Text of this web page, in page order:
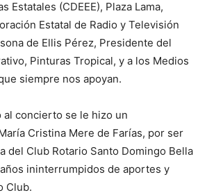
Estatales (CDEEE), Plaza Lama,
Estatal de Radio y Televisión
de Ellis Pérez, Presidente del
Pinturas Tropical, y a los Medios
siempre nos apoyan.
al concierto se le hizo un
Cristina Mere de Farías, por ser
del Club Rotario Santo Domingo Bella
ininterrumpidos de aportes y
Club.